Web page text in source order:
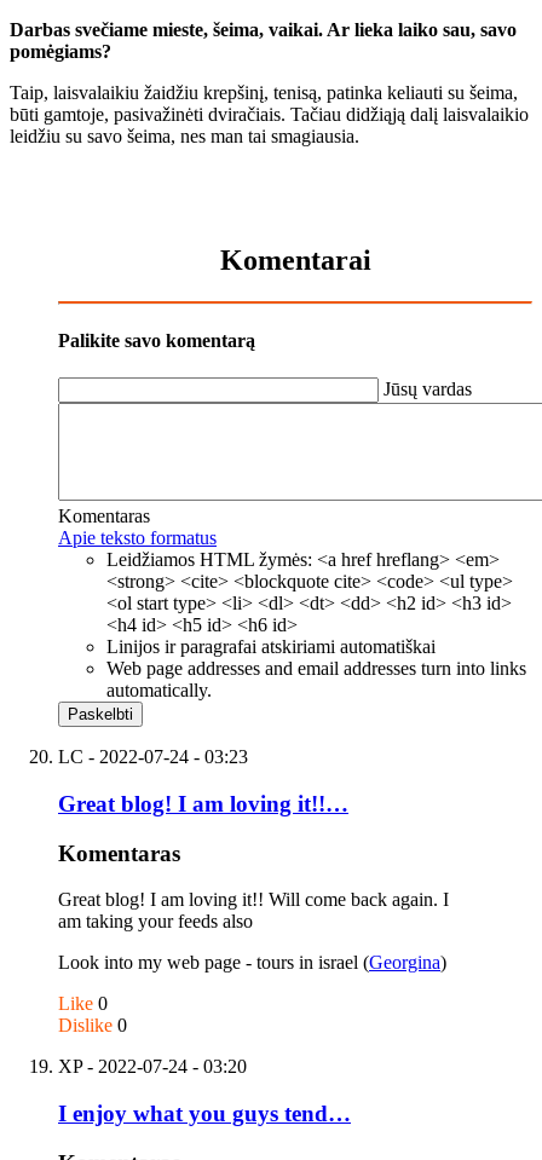
Darbas svečiame mieste, šeima, vaikai. Ar lieka laiko sau, savo
pomėgiams?
Taip, laisvalaikiu žaidžiu krepšinį, tenisą, patinka keliauti su šeima,
būti gamtoje, pasivažinėti dviračiais. Tačiau didžiąją dalį laisvalaikio
leidžiu su savo šeima, nes man tai smagiausia.
Komentarai
Palikite savo komentarą
Jūsų vardas
Komentaras
Apie teksto formatus
Leidžiamos HTML žymės: <a href hreflang> <em>
<strong> <cite> <blockquote cite> <code> <ul type>
<ol start type> <li> <dl> <dt> <dd> <h2 id> <h3 id>
<h4 id> <h5 id> <h6 id>
Linijos ir paragrafai atskiriami automatiškai
Web page addresses and email addresses turn into links
automatically.
LC - 2022-07-24 - 03:23
Great blog! I am loving it!!…
Komentaras
Great blog! I am loving it!! Will come back again. I
am taking your feeds also
Look into my web page - tours in israel (Georgina)
Like 0
Dislike 0
XP- 2022-07-24 - 03:20
I enjoy what you guys tend…